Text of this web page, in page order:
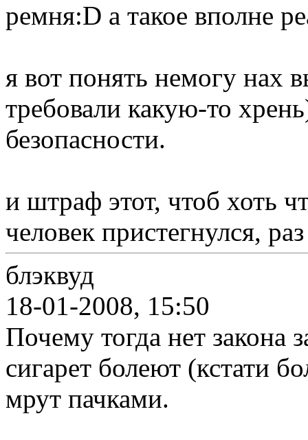
ремня:D а такое вполне
я вот понять немогу нах
требовали какую-то
безопасности.
и штраф этот, чтоб хоть
человек пристегнулся,
блэквуд
18-01-2008, 15:50
Почему тогда нет
сигарет болеют (кстати
мрут пачками.